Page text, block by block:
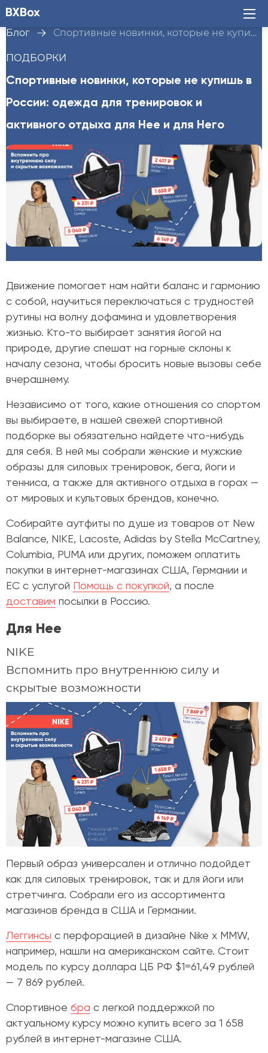
Блог Спортивные новинки, которые не купишь в России: одежда для тренировок и активного отдыха для Нее и для Него
ПОДБОРКИ
Спортивные новинки, которые не купишь в
России: одежда для тренировок и
активного отдыха для Нее и для Него
Движение помогает нам найти баланс и гармонию
с собой, научиться переключаться с трудностей
рутины на волну дофамина и удовлетворения
жизнью. Кто-то выбирает занятия йогой на
природе, другие спешат на горные склоны к
началу сезона, чтобы бросить новые вызовы себе
вчерашнему.
Независимо от того, какие отношения со спортом
вы выбираете, в нашей свежей спортивной
подборке вы обязательно найдете что-нибудь
для себя. В ней мы собрали женские и мужские
образы для силовых тренировок, бега, йоги и
тенниса, а также для активного отдыха в горах —
от мировых и культовых брендов, конечно.
Собирайте аутфиты по душе из товаров от New
Balance, NIKE, Lacoste, Adidas by Stella McCartney,
Columbia, PUMA или других, поможем оплатить
покупки в интернет-магазинах США, Германии и
ЕС с услугой Помощь с покупкой, а после
доставим посылки в Россию.
Для Нее
NIKE
Вспомнить про внутреннюю силу и
скрытые возможности
Первый образ универсален и отлично подойдет
как для силовых тренировок, так и для йоги или
стретчинга. Собрали его из ассортимента
магазинов бренда в США и Германии.
Леггинсы с перфорацией в дизайне Nike x MMW,
например, нашли на американском сайте. Стоит
модель по курсу доллара ЦБ РФ $1=61,49 рублей
— 7 869 рублей.
Спортивное бра с легкой поддержкой по
актуальному курсу можно купить всего за 1 658
рублей в интернет-магазине США.